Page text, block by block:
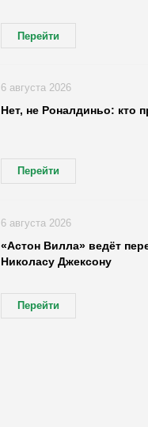
Перейти
Нет, не Роналдиньо: кто
Перейти
6 августа 2026
«Астон Вилла» ведёт
Николасу Джексону
Перейти
6 августа 2026